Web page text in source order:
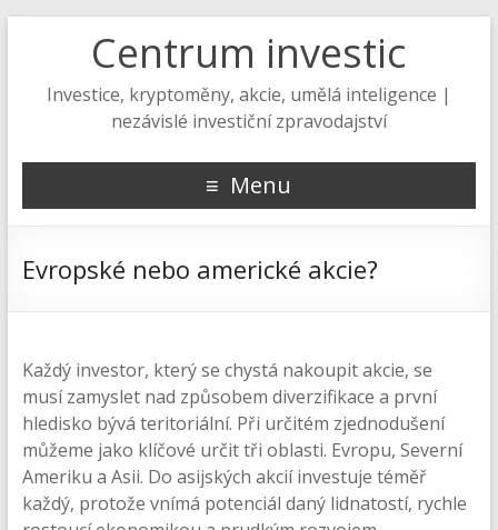
Centrum investic
Investice, kryptoměny, akcie, umělá inteligence |
nezávislé investiční zpravodajství
Menu
Evropské nebo americké akcie?
Každý investor, který se chystá nakoupit akcie, se
musí zamyslet nad způsobem diverzifikace a první
hledisko bývá teritoriální. Při určitém zjednodušení
můžeme jako klíčové určit tři oblasti. Evropu, Severní
Ameriku a Asii. Do asijských akcií investuje téměř
každý, protože vnímá potenciál daný lidnatostí, rychle